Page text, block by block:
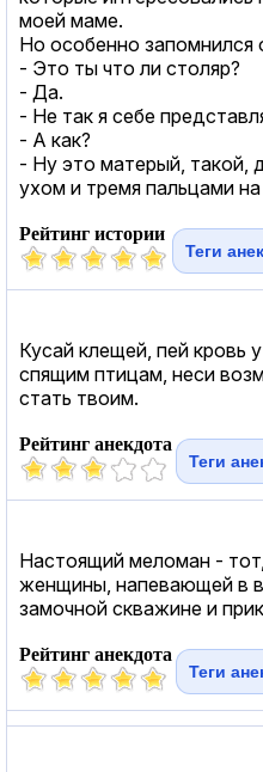
моей маме.
Но особенно запомнился
- Это ты что ли столяр?
- Да.
- Не так я себе
- А как?
- Ну это матерый, такой,
ухом и тремя пальцами
Рейтинг истории
Теги
Кусай клещей, пей кровь
спящим птицам, неси
стать твоим.
Рейтинг анекдота
Теги
Настоящий меломан -
женщины, напевающей в
замочной скважине и
Рейтинг анекдота
Теги